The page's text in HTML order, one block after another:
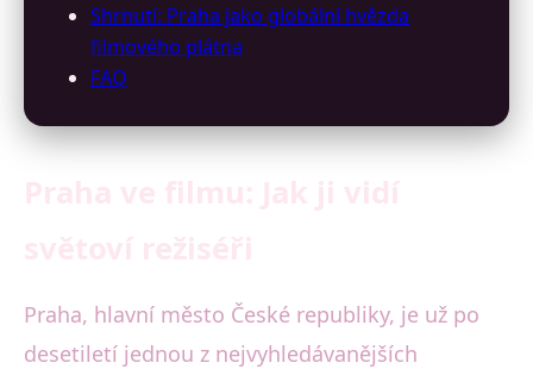
Shrnutí: Praha jako globální hvězda
filmového plátna
FAQ
Praha, hlavní město České republiky, je už po
desetiletí jednou z nejvyhledávanějších